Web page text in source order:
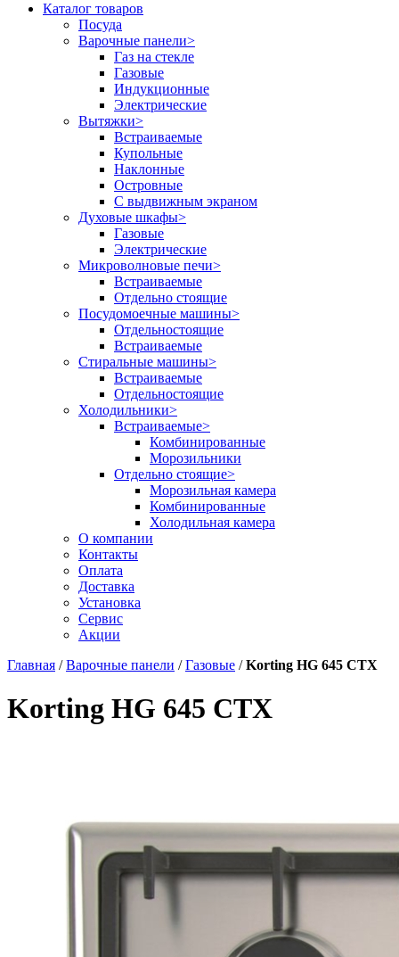
Каталог товаров
Посуда
Варочные панели>
Газ на стекле
Газовые
Индукционные
Электрические
Вытяжки>
Встраиваемые
Купольные
Наклонные
Островные
С выдвижным экраном
Духовые шкафы>
Газовые
Электрические
Микроволновые печи>
Встраиваемые
Отдельно стоящие
Посудомоечные машины>
Отдельностоящие
Встраиваемые
Стиральные машины>
Встраиваемые
Отдельностоящие
Холодильники>
Встраиваемые>
Комбинированные
Морозильники
Отдельно стоящие>
Морозильная камера
Комбинированные
Холодильная камера
О компании
Контакты
Оплата
Доставка
Установка
Сервис
Акции
Главная /Варочные панели /Газовые /Korting HG 645 CTX
Korting HG 645 CTX